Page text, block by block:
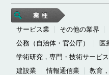
サービス業 その他の業界
公務（自治体・官公庁）
医
学術研究，専門・技術サービ
建設業
情報通信業 教育